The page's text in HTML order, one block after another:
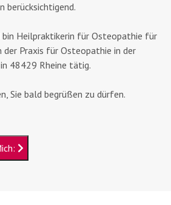
berücksichtigend.
bin Heilpraktikerin für Osteopathie für
der Praxis für Osteopathie in der
48429 Rheine tätig.
Sie bald begrüßen zu dürfen.